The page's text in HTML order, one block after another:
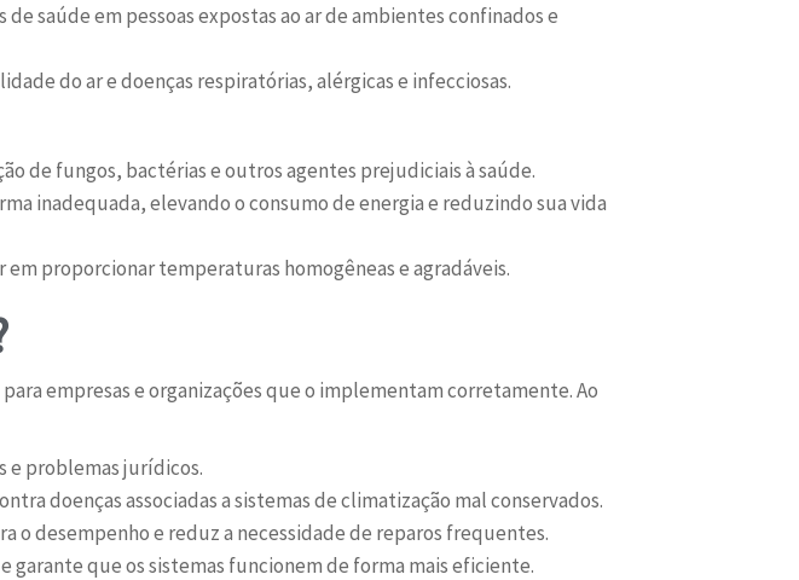
saúde em pessoas expostas ao ar de ambientes confinados e
do ar e doenças respiratórias, alérgicas e infecciosas.
de fungos, bactérias e outros agentes prejudiciais à saúde.
inadequada, elevando o consumo de energia e reduzindo sua vida
proporcionar temperaturas homogêneas e agradáveis.
empresas e organizações que o implementam corretamente. Ao
e problemas jurídicos.
doenças associadas a sistemas de climatização mal conservados.
o desempenho e reduz a necessidade de reparos frequentes.
garante que os sistemas funcionem de forma mais eficiente.